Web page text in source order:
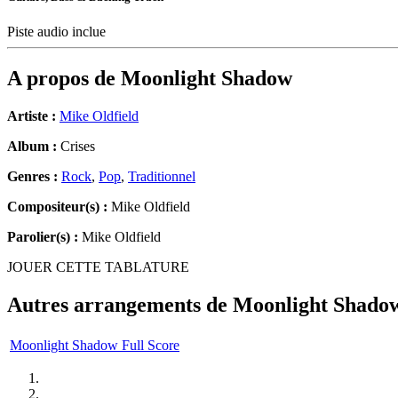
Piste audio inclue
A propos de Moonlight Shadow
Artiste : Mike Oldfield
Album : Crises
Genres : Rock, Pop, Traditionnel
Compositeur(s) : Mike Oldfield
Parolier(s) : Mike Oldfield
JOUER CETTE TABLATURE
Autres arrangements de Moonlight
Moonlight Shadow Full Score